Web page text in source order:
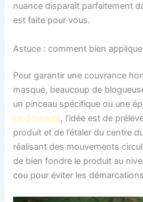
nuance disparaît parfaitement
est faite pour vous.
Astuce : comment bien
Pour garantir une couvrance
masque, beaucoup de
un pinceau spécifique ou une
blog beauté, l’idée est de
produit et de l’étaler du centre
réalisant des mouvements
de bien fondre le produit au
cou pour éviter les